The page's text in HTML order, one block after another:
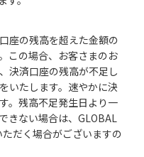
座の残高を超えた金額の
この場合、お客さまのお
決済口座の残高が不足し
いたします。速やかに決
。残高不足発生日より一
きない場合は、GLOBAL
だく場合がございますの